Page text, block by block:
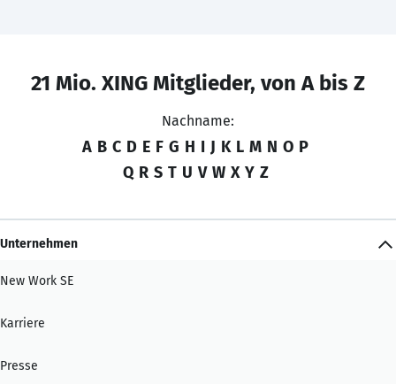
21 Mio. XING Mitglieder, von A bis Z
Nachname:
A B C D E F G H I J K L M N O P
Q R S T U V W X Y Z
Unternehmen
New Work SE
Karriere
Presse